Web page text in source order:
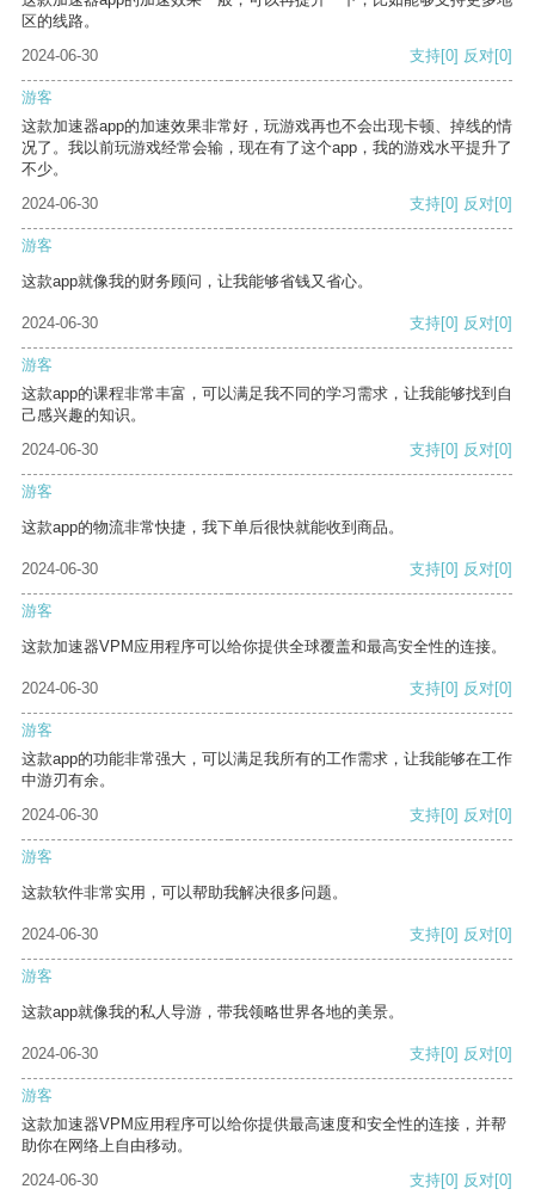
区的线路。
2024-06-30
支持[0] 反对[0]
游客
这款加速器app的加速效果非常好，玩游戏再也不会出现卡顿、掉线的情
况了。我以前玩游戏经常会输，现在有了这个app，我的游戏水平提升了
不少。
2024-06-30
支持[0] 反对[0]
游客
这款app就像我的财务顾问，让我能够省钱又省心。
2024-06-30 支持[0] 反对[0]
游客
这款app的课程非常丰富，可以满足我不同的学习需求，让我能够找到自
己感兴趣的知识。
2024-06-30
支持[0] 反对[0]
游客
这款app的物流非常快捷，我下单后很快就能收到商品。
2024-06-30 支持[0] 反对[0]
游客
这款加速器VPM应用程序可以给你提供全球覆盖和最高安全性的连接。
2024-06-30 支持[0] 反对[0]
游客
这款app的功能非常强大，可以满足我所有的工作需求，让我能够在工作
中游刃有余。
2024-06-30
支持[0] 反对[0]
游客
这款软件非常实用，可以帮助我解决很多问题。
2024-06-30 支持[0] 反对[0]
游客
这款app就像我的私人导游，带我领略世界各地的美景。
2024-06-30 支持[0] 反对[0]
游客
这款加速器VPM应用程序可以给你提供最高速度和安全性的连接，并帮
助你在网络上自由移动。
2024-06-30
支持[0] 反对[0]